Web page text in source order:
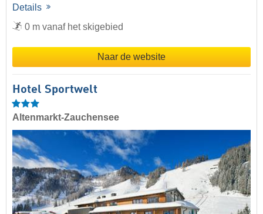
Details
0 m vanaf het skigebied
Naar de website
Hotel Sportwelt
Altenmarkt-Zauchensee